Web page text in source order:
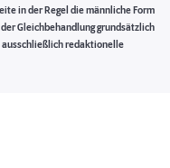
in der Regel die männliche Form
Gleichbehandlung grundsätzlich
ausschließlich redaktionelle